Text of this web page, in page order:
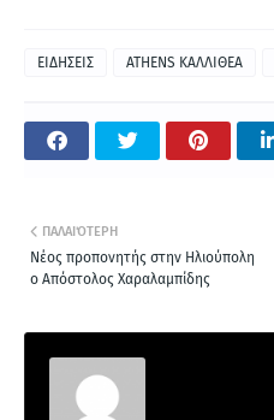
ΕΙΔΗΣΕΙΣ ATHENS ΚΑΛΛΙΘΕΑ
ΠΑΛΑΙΌΤΕΡΗ
Νέος προπονητής στην Ηλιούπολη
ο Απόστολος Χαραλαμπίδης